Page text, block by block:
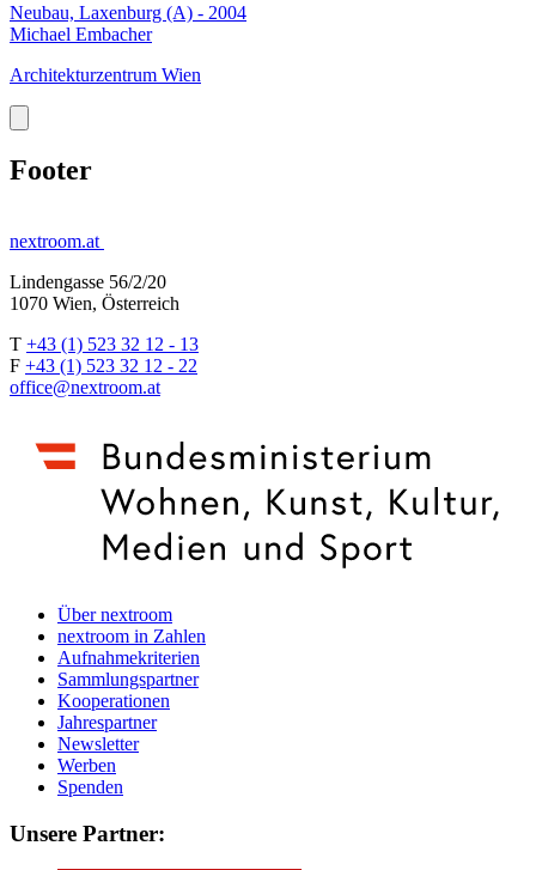
Neubau, Laxenburg (A) - 2004
Michael Embacher
Architekturzentrum Wien
Footer
nextroom.at
Lindengasse 56/2/20
1070 Wien, Österreich
T +43 (1) 523 32 12 - 13
F +43 (1) 523 32 12 - 22
office@nextroom.at
Über nextroom
nextroom in Zahlen
Aufnahmekriterien
Sammlungspartner
Kooperationen
Jahrespartner
Newsletter
Werben
Spenden
Unsere Partner: